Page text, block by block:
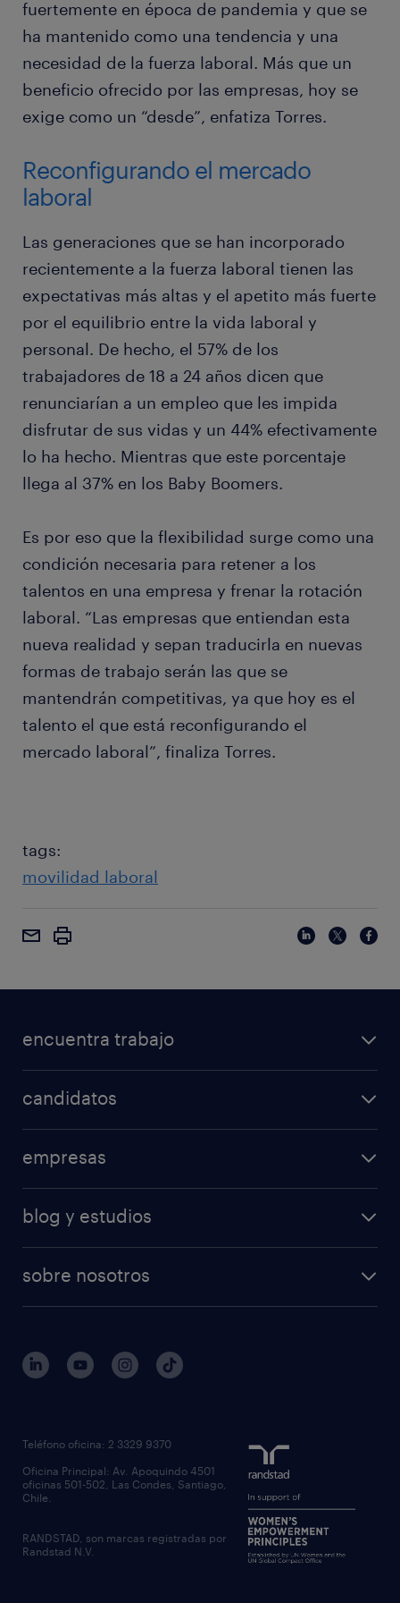
fuertemente en época de pandemia y que se
ha mantenido como una tendencia y una
necesidad de la fuerza laboral. Más que un
beneficio ofrecido por las empresas, hoy se
exige como un “desde”, enfatiza Torres.
Reconfigurando el mercado
laboral
Las generaciones que se han incorporado
recientemente a la fuerza laboral tienen las
expectativas más altas y el apetito más fuerte
por el equilibrio entre la vida laboral y
personal. De hecho, el 57% de los
trabajadores de 18 a 24 años dicen que
renunciarían a un empleo que les impida
disfrutar de sus vidas y un 44% efectivamente
lo ha hecho. Mientras que este porcentaje
llega al 37% en los Baby Boomers.
Es por eso que la flexibilidad surge como una
condición necesaria para retener a los
talentos en una empresa y frenar la rotación
laboral. “Las empresas que entiendan esta
nueva realidad y sepan traducirla en nuevas
formas de trabajo serán las que se
mantendrán competitivas, ya que hoy es el
talento el que está reconfigurando el
mercado laboral”, finaliza Torres.
tags:
movilidad laboral
encuentra trabajo
candidatos
empresas
blog y estudios
sobre nosotros
Teléfono oficina: 2 3329 9370
Oficina Principal: Av. Apoquindo 4501
oficinas 501-502, Las Condes, Santiago,
Chile.
RANDSTAD, son marcas registradas por
Randstad N.V.